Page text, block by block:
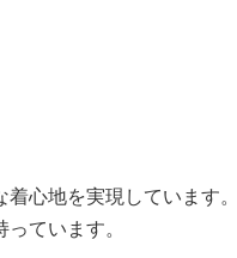
心地を実現しています。
ています。